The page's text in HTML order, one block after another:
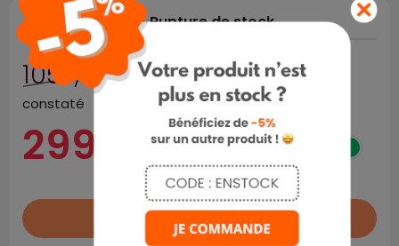
Rupture de stock
1057,00 €
prix public habituellement
constaté
299,00 €TTC HT
Rupture de stock